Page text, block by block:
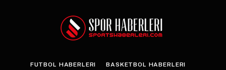
FUTBOL HABERLERI BASKETBOL HABERLERI